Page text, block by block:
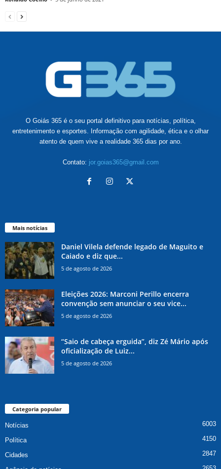
O Goiás 365 é o seu portal definitivo para notícias, política,
entretenimento e esportes. Informação com agilidade, ética e o olhar
atento de quem vive a realidade 365 dias por ano.
Contato: jor.goias365@gmail.com
Mais notícias
Daniel Vilela defende legado de Maguito e
Caiado e diz que...
5 de agosto de 2026
Eleições 2026: Marconi Perillo encerra
convenção sem anunciar o seu vice...
5 de agosto de 2026
“Saio de cabeça erguida”, diz Zé Mário após
oficialização de Luiz...
5 de agosto de 2026
Categoria popular
Notícias 6003
Política 4150
Cidades 2847